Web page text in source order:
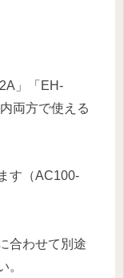
」「EH-
両方で使える
す（AC100-
合わせて別途
。